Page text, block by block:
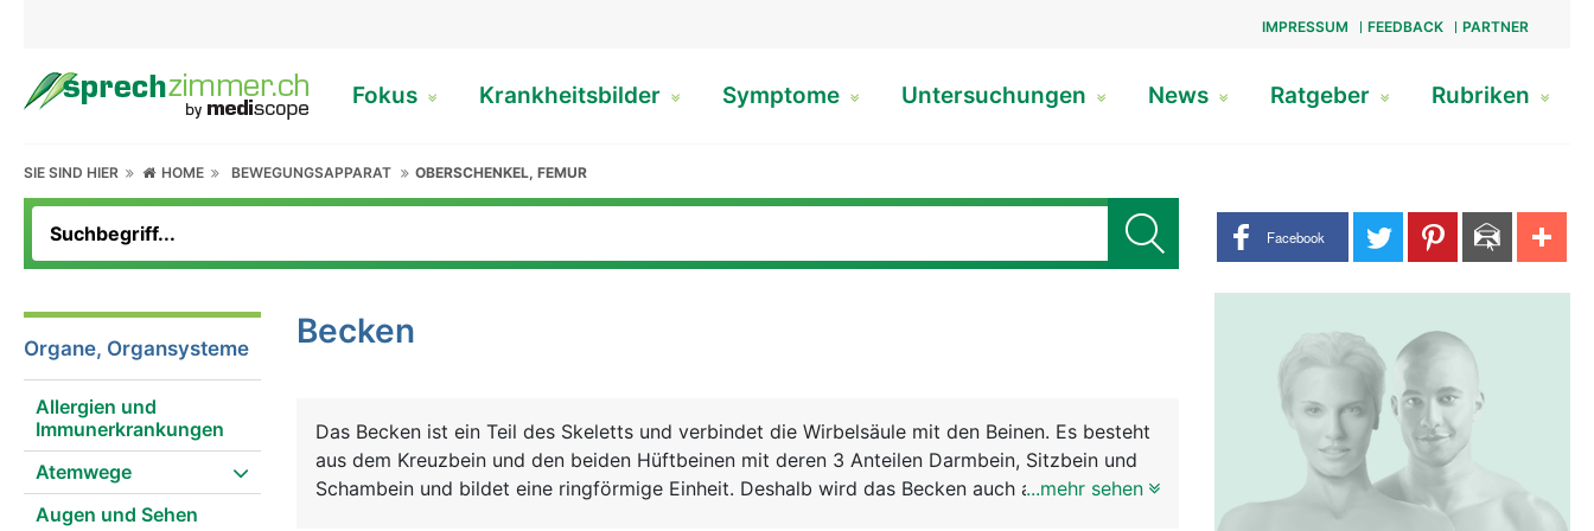
IMPRESSUM FEEDBACK PARTNER
Fokus Krankheitsbilder Symptome Untersuchungen News Ratgeber Rubriken
SIE SIND HIER HOME BEWEGUNGSAPPARAT OBERSCHENKEL, FEMUR
Share buttons
Facebook
Organe, Organsysteme
Allergien und
Immunerkrankungen
Atemwege
Augen und Sehen
Becken
Das Becken ist ein Teil des Skeletts und verbindet die Wirbelsäule mit den Beinen. Es besteht
aus dem Kreuzbein und den beiden Hüftbeinen mit deren 3 Anteilen Darmbein, Sitzbein und
Schambein und bildet eine ringförmige Einheit. Deshalb wird das Becken auch als Beckenring
...mehr sehen